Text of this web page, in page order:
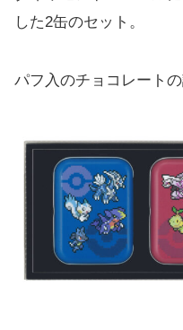
した2缶のセット。
パフ入のチョコレートの